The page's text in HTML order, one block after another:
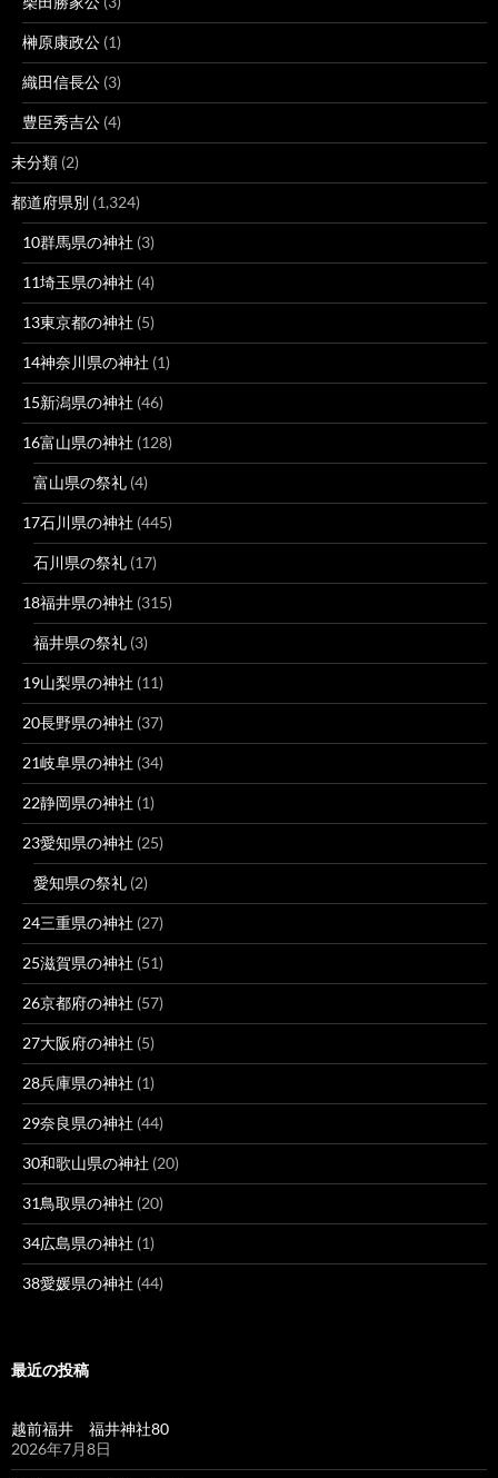
榊原康政公 (1)
織田信長公 (3)
豊臣秀吉公 (4)
未分類 (2)
都道府県別 (1,324)
10群馬県の神社 (3)
11埼玉県の神社 (4)
13東京都の神社 (5)
14神奈川県の神社 (1)
15新潟県の神社 (46)
16富山県の神社 (128)
富山県の祭礼 (4)
17石川県の神社 (445)
石川県の祭礼 (17)
18福井県の神社 (315)
福井県の祭礼 (3)
19山梨県の神社 (11)
20長野県の神社 (37)
21岐阜県の神社 (34)
22静岡県の神社 (1)
23愛知県の神社 (25)
愛知県の祭礼 (2)
24三重県の神社 (27)
25滋賀県の神社 (51)
26京都府の神社 (57)
27大阪府の神社 (5)
28兵庫県の神社 (1)
29奈良県の神社 (44)
30和歌山県の神社 (20)
31鳥取県の神社 (20)
34広島県の神社 (1)
38愛媛県の神社 (44)
最近の投稿
越前福井 福井神社80
2026年7月8日